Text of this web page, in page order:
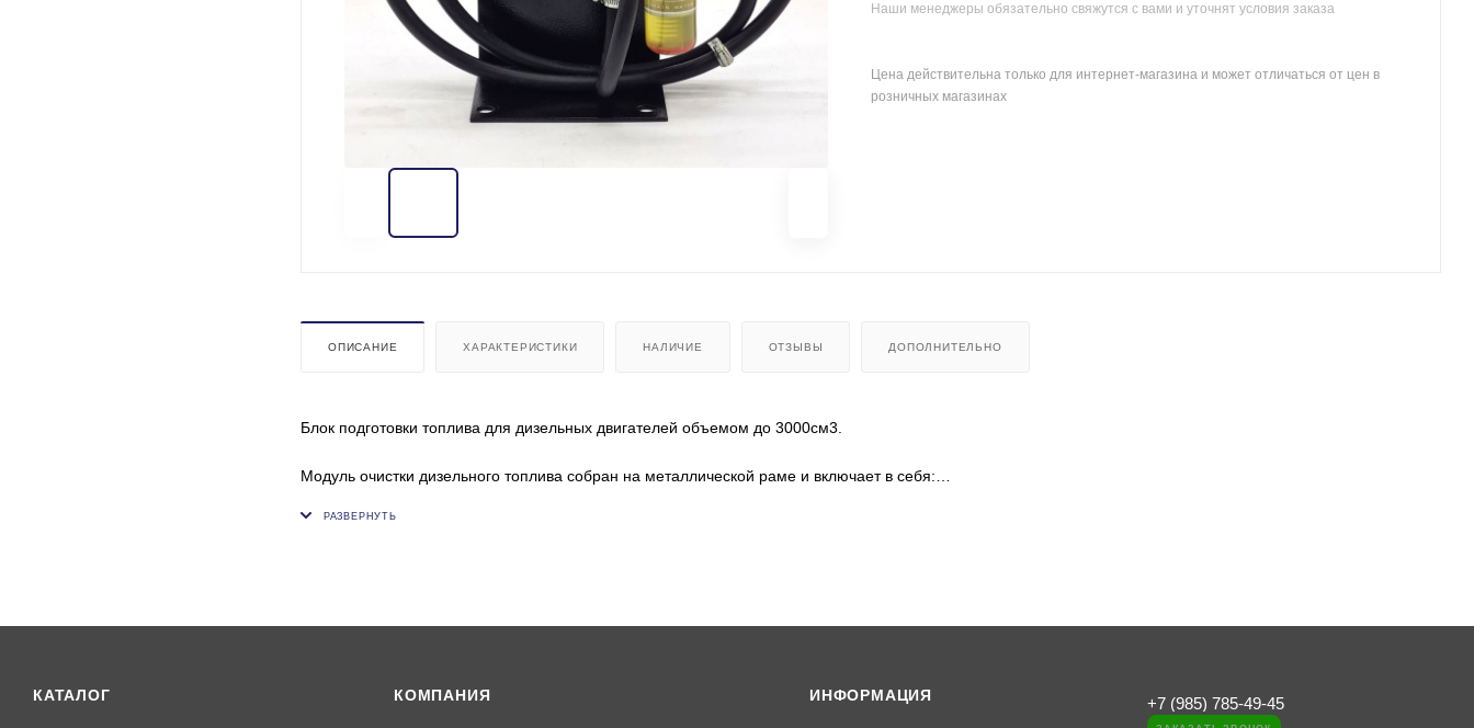
Наши менеджеры обязательно свяжутся с вами и уточнят условия заказа
Цена действительна только для интернет-магазина и может отличаться от цен в
розничных магазинах
ОПИСАНИЕ ХАРАКТЕРИСТИКИ НАЛИЧИЕ ОТЗЫВЫ ДОПОЛНИТЕЛЬНО
Блок подготовки топлива для дизельных двигателей объемом до 3000см3.
Модуль очистки дизельного топлива собран на металлической раме и включает в себя:
2. ТННД - топливный насос низкого давления 12В
Часто устанавливаются "с завода" на двигатели Kubota D1005, V1505, V2403, V3300, и др.
КАТАЛОГ КОМПАНИЯ ИНФОРМАЦИЯ +7 (985) 785-49-45